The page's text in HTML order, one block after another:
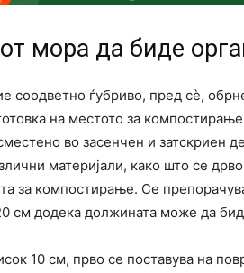
мора да биде
соодветно ѓубриво, пред сè,
на местото за
во засенчен и затскриен
материјали, како што се
за компостирање. Се
см додека должината може да
10 см, прво се поставува на